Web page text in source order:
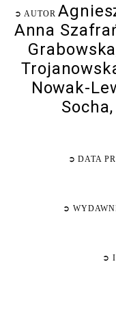
➲ AUTOR
Anna
Nowak-
➲ DATA
➲
➲